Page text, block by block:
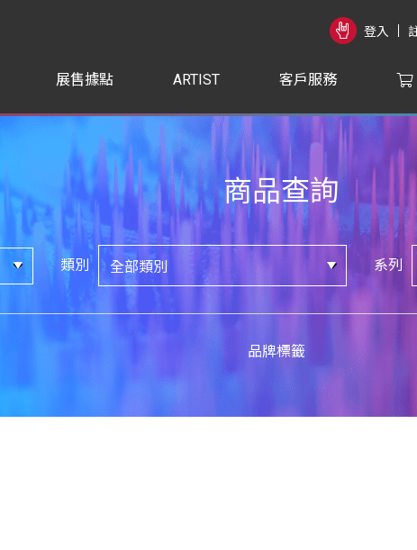
登入
展售據點 ARTIST 客戶服務
商品查詢
類別 系列
品牌標籤